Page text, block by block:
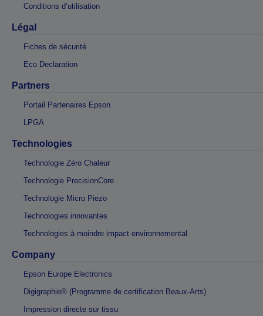
Conditions d’utilisation
Légal
Fiches de sécurité
Eco Declaration
Partners
Portail Partenaires Epson
LPGA
Technologies
Technologie Zéro Chaleur
Technologie PrecisionCore
Technologie Micro Piezo
Technologies innovantes
Technologies à moindre impact environnemental
Company
Epson Europe Electronics
Digigraphie® (Programme de certification Beaux-Arts)
Impression directe sur tissu